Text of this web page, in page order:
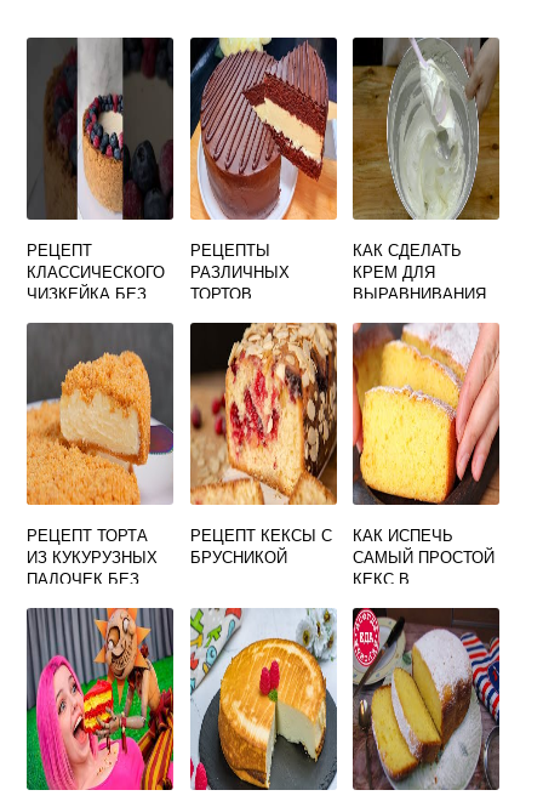
РЕЦЕПТ
КЛАССИЧЕСКОГО
ЧИЗКЕЙКА БЕЗ
РЕЦЕПТЫ
РАЗЛИЧНЫХ
ТОРТОВ
КАК СДЕЛАТЬ
КРЕМ ДЛЯ
ВЫРАВНИВАНИЯ
РЕЦЕПТ ТОРТА
ИЗ КУКУРУЗНЫХ
ПАЛОЧЕК БЕЗ
РЕЦЕПТ КЕКСЫ С
БРУСНИКОЙ
КАК ИСПЕЧЬ
САМЫЙ ПРОСТОЙ
КЕКС В
УСЛОВИЯХ